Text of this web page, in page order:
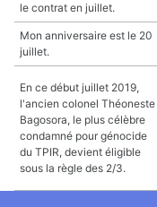
le contrat en juillet.
Mon anniversaire est le 20
juillet.
En ce début juillet 2019,
l'ancien colonel Théoneste
Bagosora, le plus célèbre
condamné pour génocide
du TPIR, devient éligible
sous la règle des 2/3.